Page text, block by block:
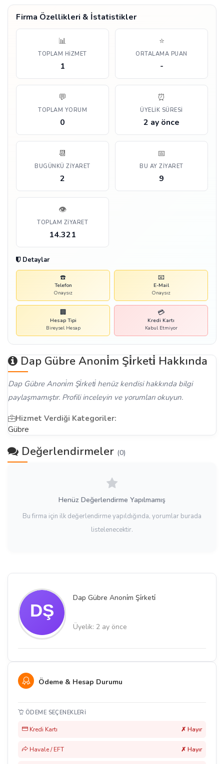
Dap Gübre Anoni̇m Şi̇rketi̇
Üyelik: 2 ay önce
Ödeme & Hesap Durumu
ÖDEME SEÇENEKLERI
Kredi Kartı ✗ Hayır
Havale / EFT ✗ Hayır
Firma Özellikleri & İstatistikler
📊
TOPLAM HIZMET
1
⭐
ORTALAMA PUAN
-
💬
TOPLAM YORUM
0
⏰
ÜYELIK SÜRESI
2 ay önce
📆
BUGÜNKÜ ZIYARET
2
📅
BU AY ZIYARET
9
👁️
TOPLAM ZIYARET
14.321
Detaylar
☎️
Telefon
Onaysız
📧
E-Mail
Onaysız
🏢
Hesap Tipi
Bireysel Hesap
💳
Kredi Kartı
Kabul Etmiyor
Dap Gübre Anoni̇m Şi̇rketi̇ Hakkında
Dap Gübre Anoni̇m Şi̇rketi̇ henüz kendisi hakkında bilgi
paylaşmamıştır. Profili inceleyin ve yorumları okuyun.
Hizmet Verdiği Kategoriler:
Gübre
Değerlendirmeler (0)
Henüz Değerlendirme Yapılmamış
Bu firma için ilk değerlendirme yapıldığında, yorumlar burada
listelenecektir.